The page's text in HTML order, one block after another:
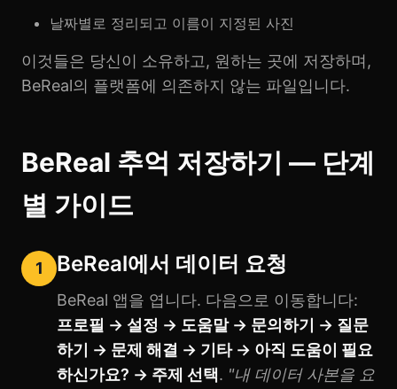
날짜별로 정리되고 이름이 지정된 사진
이것들은 당신이 소유하고, 원하는 곳에 저장하며,
BeReal의 플랫폼에 의존하지 않는 파일입니다.
BeReal 추억 저장하기 — 단계
별 가이드
1 BeReal에서 데이터 요청
BeReal 앱을 엽니다. 다음으로 이동합니다:
프로필 → 설정 → 도움말 → 문의하기 → 질문
하기 → 문제 해결 → 기타 → 아직 도움이 필요
하신가요? → 주제 선택. "내 데이터 사본을 요